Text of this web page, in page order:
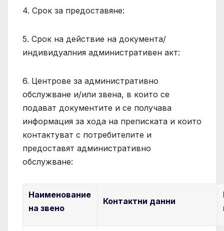
4. Срок за предоставяне:
5. Срок на действие на документа/
индивидуалния административен акт:
6. Центрове за административно
обслужване и/или звена, в които се
подават документите и се получава
информация за хода на преписката и които
контактуват с потребителите и
предоставят административно
обслужване:
Наименование
на звено
Контактни данни